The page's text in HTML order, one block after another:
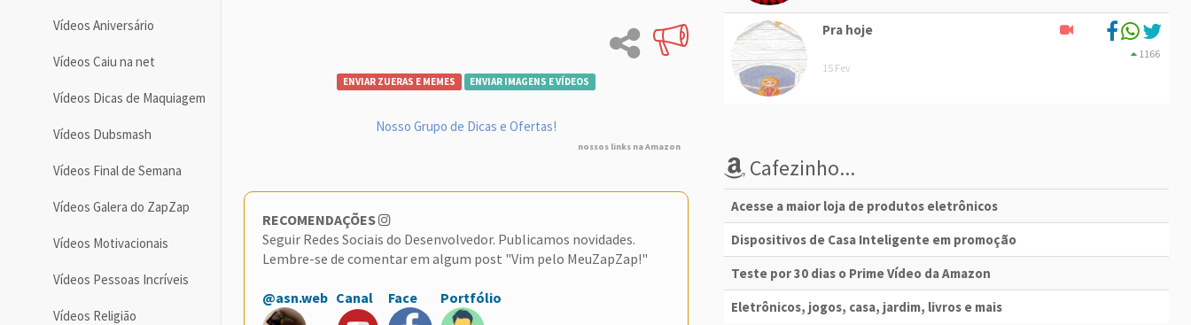
Vídeos Aniversário
Vídeos Caiu na net
Vídeos Dicas de Maquiagem
Vídeos Dubsmash
Vídeos Final de Semana
Vídeos Galera do ZapZap
Vídeos Motivacionais
Vídeos Pessoas Incríveis
Vídeos Religião
ENVIAR ZUERAS E MEMES ENVIAR IMAGENS E VÍDEOS
Nosso Grupo de Dicas e Ofertas!
nossos links na Amazon
RECOMENDAÇÕES
Seguir Redes Sociais do Desenvolvedor. Publicamos novidades.
Lembre-se de comentar em algum post "Vim pelo MeuZapZap!"
@asn.web Canal Face Portfólio
Pra hoje
15 Fev
1166
Cafezinho...
Acesse a maior loja de produtos eletrônicos
Dispositivos de Casa Inteligente em promoção
Teste por 30 dias o Prime Vídeo da Amazon
Eletrônicos, jogos, casa, jardim, livros e mais